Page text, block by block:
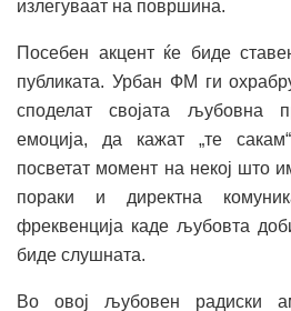
излегуваат на површина.
Посебен акцент ќе биде
публиката. Урбан ФМ ги
споделат својата љубовна
емоција, да кажат „те
посветат момент на некој што
пораки и директна
фреквенција каде љубовта
биде слушната.
Во овој љубовен радиски